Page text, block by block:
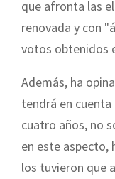
que afronta las
renovada y con
votos obtenidos
Además, ha
tendrá en
cuatro años, no
en este aspecto,
los tuvieron que